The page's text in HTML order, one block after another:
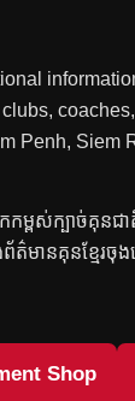
Penh, Siem
កម្ពស់ក្បាច់គុនជ
ព័ត៌មានគុនខ្មែរ
Shop